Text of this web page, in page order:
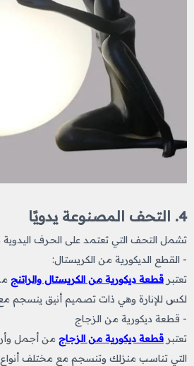
4. التحف المصنوعة يدويًا
تشمل التحف التي تعتمد على الحرف
- القطع الديكورية من الكريستال:
تعتبر قطعة ديكورية من الكريستال والراتنج
لكس للإنارة وهي ذات تصميم أنيق ينسجم مع
- قطعة ديكورية من الزجاج
تعتبر قطعة ديكورية من الزجاج من أجمل
التي تناسب منزلك وتنسجم مع مختلف أنواع